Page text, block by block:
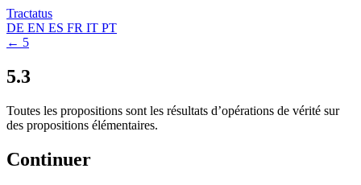
Tractatus
DE EN ES FR IT PT
← 5
5.3
Toutes les propositions sont les résultats d’opérations de vérité sur
des propositions élémentaires.
Continuer